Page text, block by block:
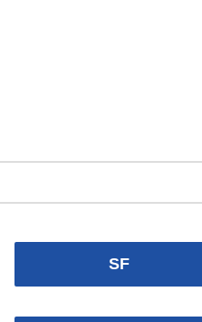
ニックス
Knicks
ペリカンズ
ブズ サンダー
2023プレイオフ
SF